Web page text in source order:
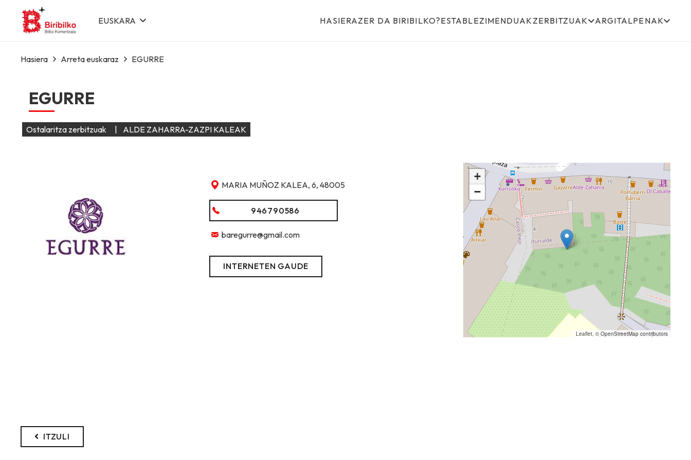
EUSKARA HASIERAZER DA BIRIBILKO?ESTABLEZIMENDUAKZERBITZUAK ARGITALPENAK
Hasiera Arreta euskaraz EGURRE
EGURRE
Ostalaritza zerbitzuak | ALDE ZAHARRA-ZAZPI KALEAK
MARIA MUÑOZ KALEA, 6, 48005
946790586
baregurre@gmail.com
INTERNETEN GAUDE
+
−
Leaflet, ©OpenStreetMapcontributors
ITZULI